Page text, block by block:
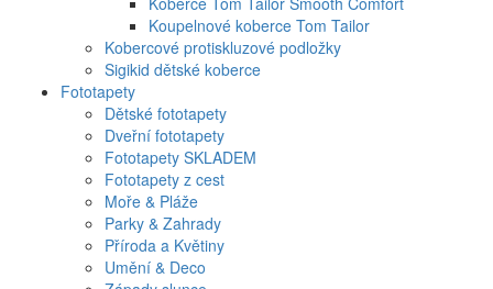
Koupelnové koberce Tom Tailor
Kobercové protiskluzové podložky
Sigikid dětské koberce
Fototapety
Dětské fototapety
Dveřní fototapety
Fototapety SKLADEM
Fototapety z cest
Moře & Pláže
Parky & Zahrady
Příroda a Květiny
Umění & Deco